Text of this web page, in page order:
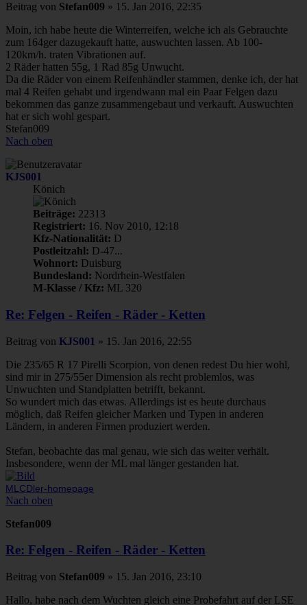
Beitrag von Stefan009 » 15. Jan 2016, 22:35
Moin, ich habe heute die Winterreifen, welche ich als Gebrauchte
zum 164ger dazugekauft hatte, auswuchten lassen. Ab 100-
120km/h. traten Vibrationen auf.
2 Räder hatten 55g, 1 Rad 85g Unwucht.
Da die Räder von einem Reifenhändler stammen, denke ich, der hat
mal 4 Reifen gehabt und irgendwann mal ein Paar Felgen dazu
bekommen das ganze zusammengebaut und verkauft. Auswuchten
hat er sich wohl gespart.
Stefan009
Nach oben
KJS001
Könich
Beiträge: 22313
Registriert: 16. Nov 2010, 12:18
Kfz-Nationalität: D
Postleitzahl: D-47...
Wohnort: Duisburg
Bundesland: Nordrhein-Westfalen
M-Klasse / Kfz: ML 320
Re: Felgen - Reifen - Räder - Ketten
Beitrag von KJS001 » 15. Jan 2016, 22:55
Die 235/65 R 17 Pirelli Scorpion, von denen redest Du hier wohl,
sind mir in 275/55er Dimension als recht problemlos, was
Unwuchten und Standplatten betrifft, bekannt.
So wundert mich das etwas. Allerdings ist es heute durchaus
möglich, daß Reifen gleicher Marken und Typen in anderen
Ländern, in anderen Firmen produziert werden.
Stefan, beobachte das mal genau, wie sich das weiter verhält.
Insbesondere, wenn der ML mal länger gestanden hat.
MLCDler-homepage
Nach oben
Stefan009
Re: Felgen - Reifen - Räder - Ketten
Beitrag von Stefan009 » 15. Jan 2016, 23:10
Hallo, habe nach dem Wuchten gleich eine Probefahrt auf der LSE